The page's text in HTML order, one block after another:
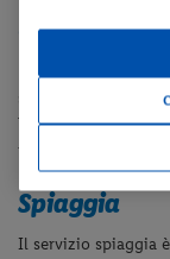
Camere
Le camere
servizi privati,
TV satellitare,
parquette.
Spiaggia
Il servizio spiaggia